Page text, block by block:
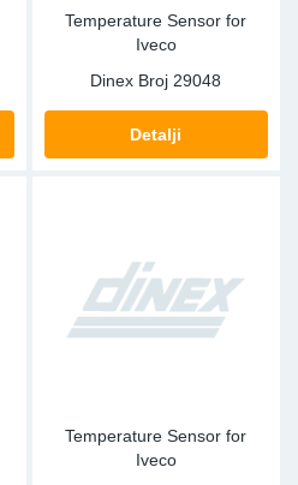
Temperature Sensor for
Iveco
Dinex Broj 29048
Detalji
Temperature Sensor for
Iveco